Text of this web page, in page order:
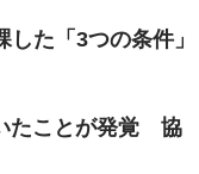
た「3つの条件」
たことが発覚 協